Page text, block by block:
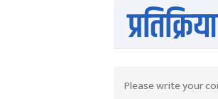
प्रतिक्रिया